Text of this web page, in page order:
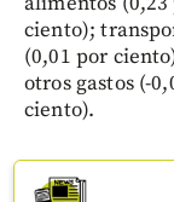
ciento);
(0,01 por
otros gastos (-
ciento).